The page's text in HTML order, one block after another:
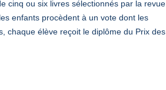
cinq ou six livres sélectionnés par la revue
enfants procèdent à un vote dont les
chaque élève reçoit le diplôme du Prix des